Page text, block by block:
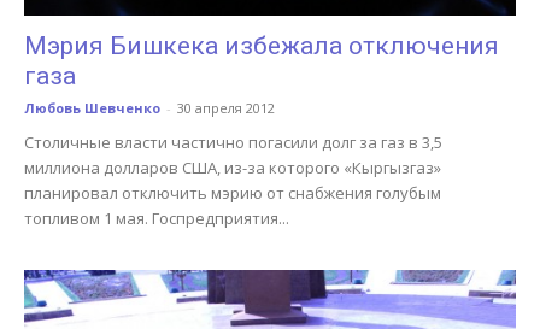
Мэрия Бишкека избежала отключения
газа
Любовь Шевченко - 30 апреля 2012
Столичные власти частично погасили долг за газ в 3,5
миллиона долларов США, из-за которого «Кыргызгаз»
планировал отключить мэрию от снабжения голубым
топливом 1 мая. Госпредприятия...